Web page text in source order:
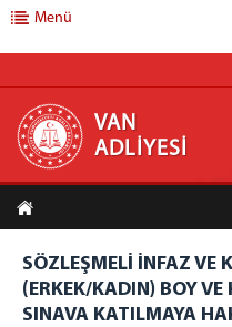
CUMHURİYET BAŞSAVCILIĞI
CUMHURİYET BAŞSAVCI VEKİLİ
CUMHURİYET SAVCILARI
CUMHURİYET BAŞSAVCILIĞI
Menü
VAN
ADLİYESİ
SÖZLEŞMELİ İNFAZ VE
(ERKEK/KADIN) BOY
SINAVA KATILMAYA